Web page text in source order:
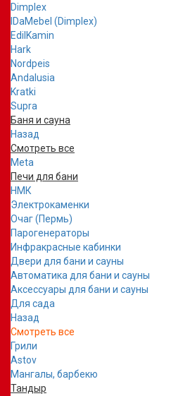
Dimplex
IDaMebel (Dimplex)
EdilKamin
Hark
Nordpeis
Andalusia
Kratki
Supra
Баня и сауна
Назад
Смотреть все
Meta
Печи для бани
НМК
Электрокаменки
Очаг (Пермь)
Парогенераторы
Инфракрасные кабинки
Двери для бани и сауны
Автоматика для бани и сауны
Аксессуары для бани и сауны
Для сада
Назад
Смотреть все
Грили
Astov
Мангалы, барбекю
Тандыр